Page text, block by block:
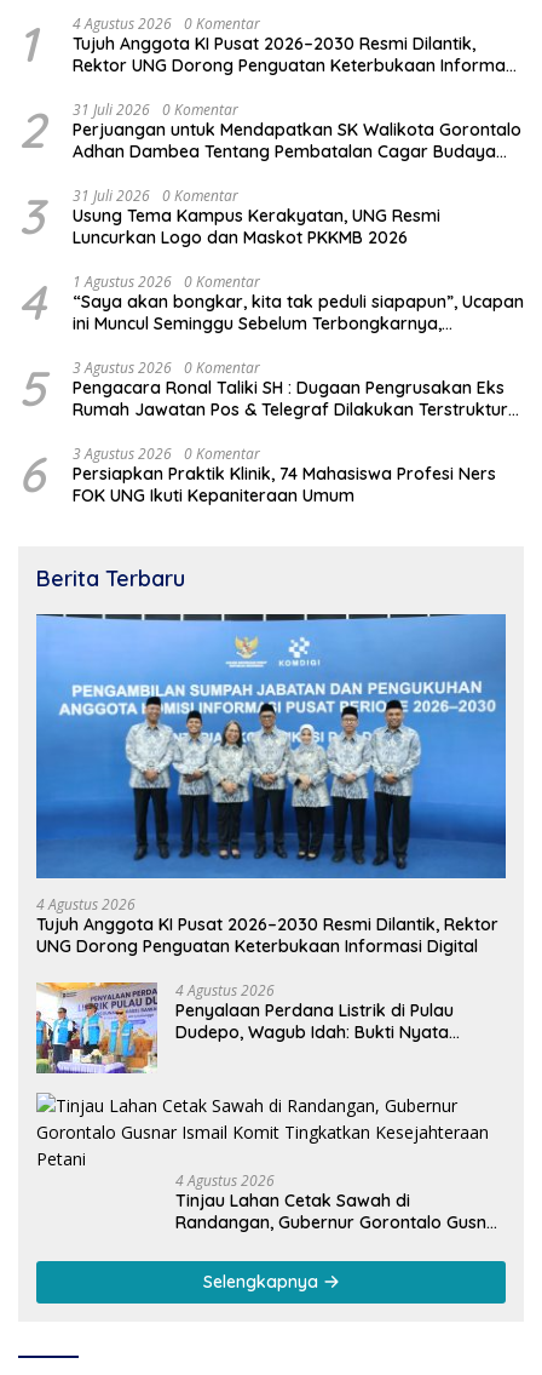
1 4 Agustus 2026 0 Komentar
Tujuh Anggota KI Pusat 2026–2030 Resmi Dilantik,
Rektor UNG Dorong Penguatan Keterbukaan Informasi
2 31 Juli 2026 0 Komentar
Perjuangan untuk Mendapatkan SK Walikota Gorontalo
Adhan Dambea Tentang Pembatalan Cagar Budaya
3 31 Juli 2026 0 Komentar
Usung Tema Kampus Kerakyatan, UNG Resmi
Luncurkan Logo dan Maskot PKKMB 2026
4 1 Agustus 2026 0 Komentar
“Saya akan bongkar, kita tak peduli siapapun”, Ucapan
ini Muncul Seminggu Sebelum Terbongkarnya,
5 3 Agustus 2026 0 Komentar
Pengacara Ronal Taliki SH : Dugaan Pengrusakan Eks
Rumah Jawatan Pos & Telegraf Dilakukan Terstruktur
6 3 Agustus 2026 0 Komentar
Persiapkan Praktik Klinik, 74 Mahasiswa Profesi Ners
FOK UNG Ikuti Kepaniteraan Umum
Berita Terbaru
4 Agustus 2026
Tujuh Anggota KI Pusat 2026–2030 Resmi Dilantik, Rektor
UNG Dorong Penguatan Keterbukaan Informasi Digital
4 Agustus 2026
Penyalaan Perdana Listrik di Pulau
Dudepo, Wagub Idah: Bukti Nyata
4 Agustus 2026
Tinjau Lahan Cetak Sawah di
Randangan, Gubernur Gorontalo Gusnar
Petani
Selengkapnya